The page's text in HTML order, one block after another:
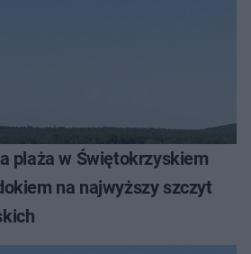
plaża w Świętokrzyskiem
na najwyższy szczyt